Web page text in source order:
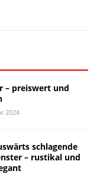
– preiswert und
2024
schlagende
– rustikal und